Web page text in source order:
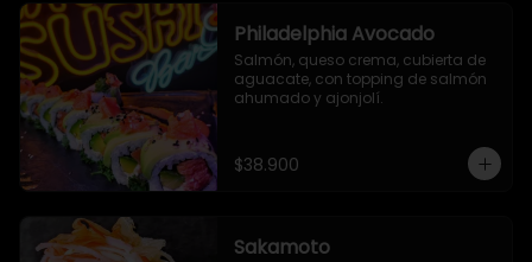
Philadelphia Avocado
Salmón, queso crema, cubierta de
aguacate, con topping de salmón
ahumado y ajonjolí.
$38.900
Sakamoto